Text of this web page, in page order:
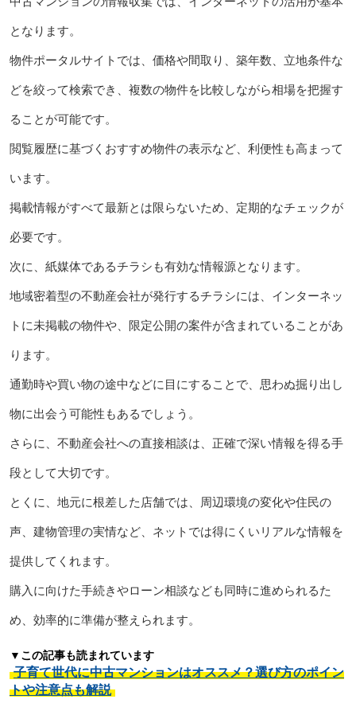
となります。
物件ポータルサイトでは、価格や間取り、築年数、立地条件な
どを絞って検索でき、複数の物件を比較しながら相場を把握す
ることが可能です。
閲覧履歴に基づくおすすめ物件の表示など、利便性も高まって
います。
掲載情報がすべて最新とは限らないため、定期的なチェックが
必要です。
次に、紙媒体であるチラシも有効な情報源となります。
地域密着型の不動産会社が発行するチラシには、インターネッ
トに未掲載の物件や、限定公開の案件が含まれていることがあ
ります。
通勤時や買い物の途中などに目にすることで、思わぬ掘り出し
物に出会う可能性もあるでしょう。
さらに、不動産会社への直接相談は、正確で深い情報を得る手
段として大切です。
とくに、地元に根差した店舗では、周辺環境の変化や住民の
声、建物管理の実情など、ネットでは得にくいリアルな情報を
提供してくれます。
購入に向けた手続きやローン相談なども同時に進められるた
め、効率的に準備が整えられます。
▼この記事も読まれています
子育て世代に中古マンションはオススメ？選び方のポイン
トや注意点も解説